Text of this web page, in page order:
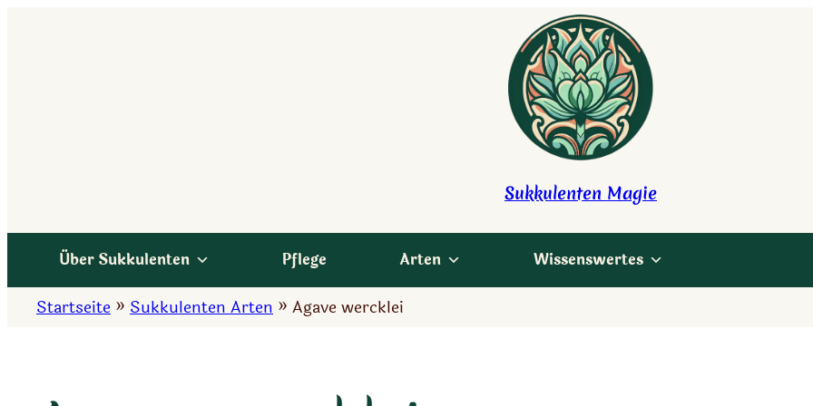
Sukkulenten Magie
Über Sukkulenten Pflege Arten Wissenswertes
Startseite » Sukkulenten Arten » Agave wercklei